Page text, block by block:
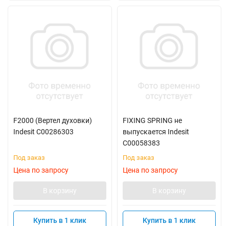
F2000 (Вертел духовки)
Indesit C00286303
Под заказ
Цена по запросу
В корзину
Купить в 1 клик
FIXING SPRING не
выпускается Indesit
C00058383
Под заказ
Цена по запросу
В корзину
Купить в 1 клик